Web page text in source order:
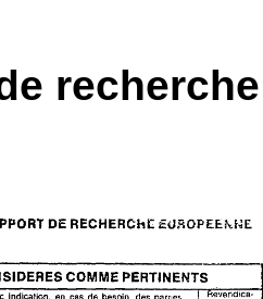
recherche